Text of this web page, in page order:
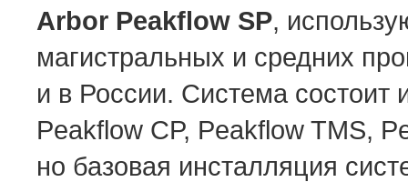
Arbor Peakflow SP,
магистральных и средних
и в России. Система состоит
Peakflow CP, Peakflow TMS,
но базовая инсталляция